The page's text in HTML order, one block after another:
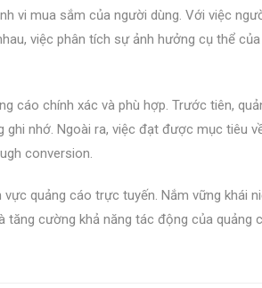
vi mua sắm của người dùng. Với việc
việc phân tích sự ảnh hưởng cụ thể
cáo chính xác và phù hợp. Trước tiên,
nhớ. Ngoài ra, việc đạt được mục tiêu
conversion.
quảng cáo trực tuyến. Nắm vững khái
tăng cường khả năng tác động của quảng